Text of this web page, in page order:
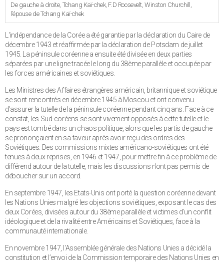
De gauche à droite, Tchang Kaï-chek, F.D Roosevelt, Winston Churchill,
l’épouse de Tchang Kaï-chek
L'indépendance de la Corée a été garantie par la déclaration du Caire de
décembre 1943 et réaffirmée par la déclaration de Potsdam de juillet
1945. La péninsule coréenne a ensuite été divisée en deux parties
séparées par une ligne tracée le long du 38ème parallèle et occupée par
les forces américaines et soviétiques.
Les Ministres des Affaires étrangères américain, britannique et soviétique
se sont rencontrés en décembre 1945 à Moscou et ont convenu
d’assurer la tutelle de la péninsule coréenne pendant cinq ans. Face à ce
constat, les Sud-coréens se sont vivement opposés à cette tutelle et le
pays est tombé dans un chaos politique, alors que les partis de gauche
se prononçaient en sa faveur après avoir reçu des ordres des
Soviétiques. Des commissions mixtes américano-soviétiques ont été
tenues à deux reprises, en 1946 et 1947, pour mettre fin à ce problème de
différend autour de la tutelle, mais les discussions n’ont pas permis de
déboucher sur un accord.
En septembre 1947, les Etats-Unis ont porté la question coréenne devant
les Nations Unies malgré les objections soviétiques, exposant le cas des
deux Corées, divisées autour du 38ème parallèle et victimes d’un conflit
idéologique et de la rivalité entre Américains et Soviétiques, face à la
communauté internationale.
En novembre 1947, l'Assemblée générale des Nations Unies a décidé la
constitution et l’envoi de la Commission temporaire des Nations Unies en